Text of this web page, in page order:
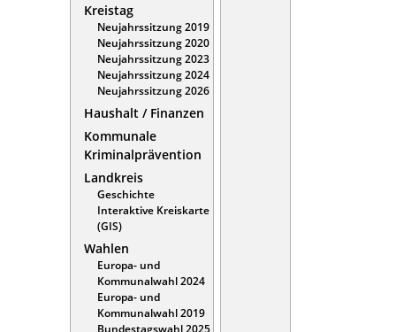
Kreistag
Neujahrssitzung 2019
Neujahrssitzung 2020
Neujahrssitzung 2023
Neujahrssitzung 2024
Neujahrssitzung 2026
Haushalt / Finanzen
Kommunale
Kriminalprävention
Landkreis
Geschichte
Interaktive Kreiskarte
(GIS)
Wahlen
Europa- und
Kommunalwahl 2024
Europa- und
Kommunalwahl 2019
Bundestagswahl 2025